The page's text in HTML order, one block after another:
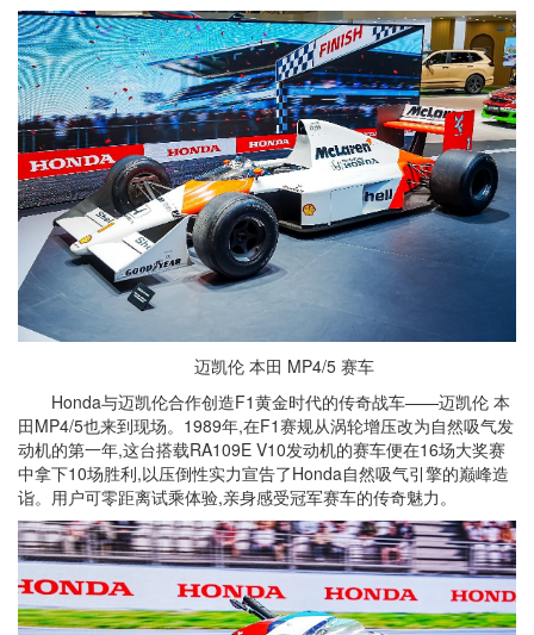
迈凯伦 本田 MP4/5 赛车
Honda与迈凯伦合作创造F1黄金时代的传奇战车——迈凯伦 本
田MP4/5也来到现场。1989年,在F1赛规从涡轮增压改为自然吸气发
动机的第一年,这台搭载RA109E V10发动机的赛车便在16场大奖赛
中拿下10场胜利,以压倒性实力宣告了Honda自然吸气引擎的巅峰造
诣。用户可零距离试乘体验,亲身感受冠军赛车的传奇魅力。